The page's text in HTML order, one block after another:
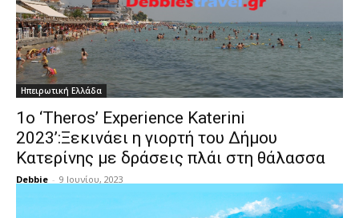
Ηπειρωτική Ελλάδα
1ο ‘Theros’ Experience Katerini
2023’:Ξεκινάει η γιορτή του Δήμου
Κατερίνης με δράσεις πλάι στη θάλασσα
Debbie - 9 Ιουνίου, 2023